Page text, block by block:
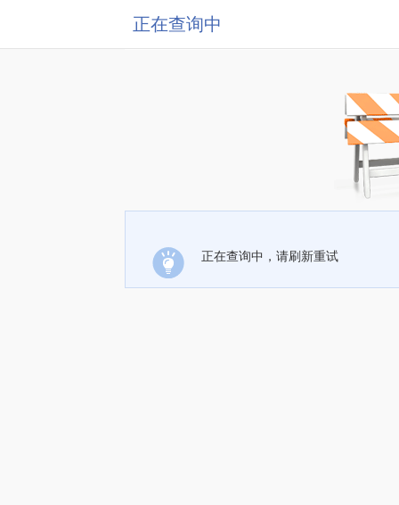
正在查询中
正在查询中，请刷新重试